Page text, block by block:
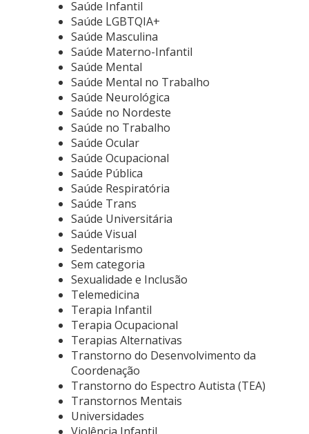
Saúde Infantil
Saúde LGBTQIA+
Saúde Masculina
Saúde Materno-Infantil
Saúde Mental
Saúde Mental no Trabalho
Saúde Neurológica
Saúde no Nordeste
Saúde no Trabalho
Saúde Ocular
Saúde Ocupacional
Saúde Pública
Saúde Respiratória
Saúde Trans
Saúde Universitária
Saúde Visual
Sedentarismo
Sem categoria
Sexualidade e Inclusão
Telemedicina
Terapia Infantil
Terapia Ocupacional
Terapias Alternativas
Transtorno do Desenvolvimento da
Coordenação
Transtorno do Espectro Autista (TEA)
Transtornos Mentais
Universidades